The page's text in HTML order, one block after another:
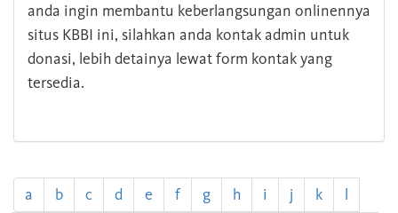
anda ingin membantu keberlangsungan onlinennya
situs KBBI ini, silahkan anda kontak admin untuk
donasi, lebih detainya lewat form kontak yang
tersedia.
a b c d e f g h i j k l